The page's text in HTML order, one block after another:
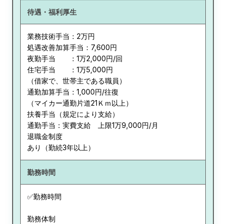
待遇・福利厚生
業務技術手当：2万円
処遇改善加算手当：7,600円
夜勤手当 ：1万2,000円/回
住宅手当 ：1万5,000円
（借家で、世帯主である職員）
通勤加算手当：1,000円/往復
（マイカー通勤片道21Ｋｍ以上）
扶養手当（規定により支給）
通勤手当：実費支給 上限1万9,000円/月
退職金制度
あり（勤続3年以上）
勤務時間
✅勤務時間
勤務体制